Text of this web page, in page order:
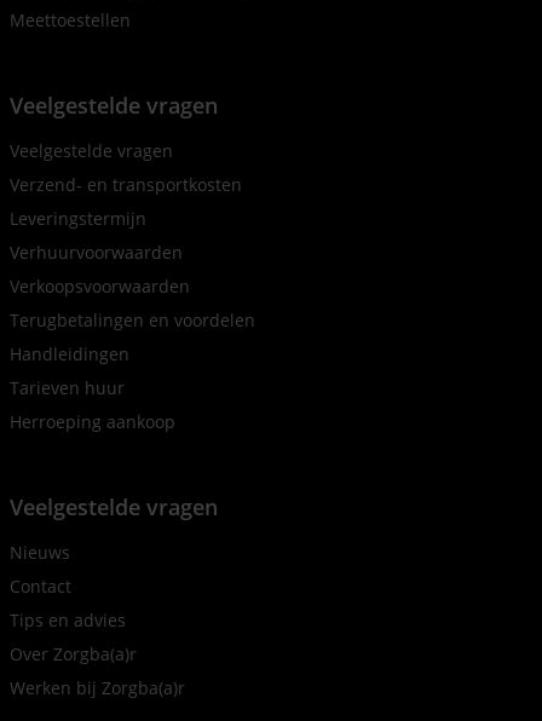
Meettoestellen
Veelgestelde vragen
Veelgestelde vragen
Verzend- en transportkosten
Leveringstermijn
Verhuurvoorwaarden
Verkoopsvoorwaarden
Terugbetalingen en voordelen
Handleidingen
Tarieven huur
Herroeping aankoop
Veelgestelde vragen
Nieuws
Contact
Tips en advies
Over Zorgba(a)r
Werken bij Zorgba(a)r